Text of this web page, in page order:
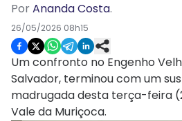
PorAnanda Costa.
26/05/2026 08h15
Um confronto no Engenho
Salvador, terminou com um
madrugada desta terça-feira
Vale da Muriçoca.